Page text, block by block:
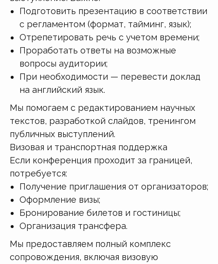
Подготовить презентацию в соответствии
с регламентом (формат, тайминг, язык);
Отрепетировать речь с учетом времени;
Проработать ответы на возможные
вопросы аудитории;
При необходимости — перевести доклад
на английский язык.
Мы помогаем с редактированием научных
текстов, разработкой слайдов, тренингом
публичных выступлений.
Визовая и транспортная поддержка
Если конференция проходит за границей,
потребуется:
Получение приглашения от организаторов;
Оформление визы;
Бронирование билетов и гостиницы;
Организация трансфера.
Мы предоставляем полный комплекс
сопровождения, включая визовую